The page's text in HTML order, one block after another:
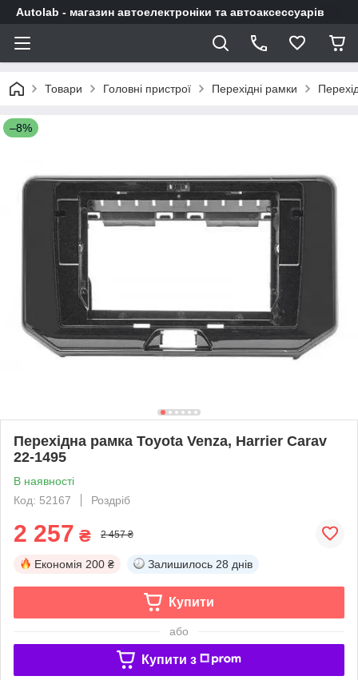
Autolab - магазин автоелектроніки та автоаксессуарів
Товари Головні пристрої Перехідні рамки
–8%
Перехідна рамка Toyota Venza, Harrier Carav
22-1495
В наявності
Код: 52167
Роздріб
2 257 ₴ 2 457 ₴
Економія 200 ₴ Залишилось 28 днів
Купити
або
Купити з